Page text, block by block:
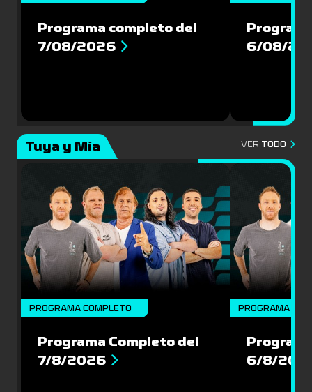
Programa completo del
7/08/2026
6/08/
Tuya y Mía VER TODO
PROGRAMA COMPLETO
Programa Completo del
7/8/2026
PROGRAMA
6/8/